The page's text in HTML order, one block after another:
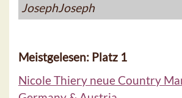
JosephJoseph
Meistgelesen: Platz 1
Nicole Thiery neue Country